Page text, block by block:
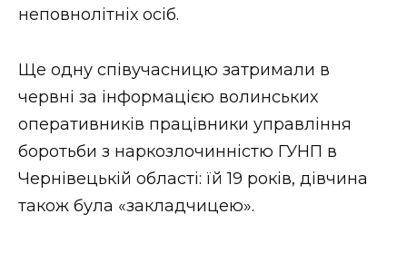
неповнолітніх осіб.
Ще одну співучасницю затримали в
червні за інформацією волинських
оперативників працівники управління
боротьби з наркозлочинністю ГУНП в
Чернівецькій області: їй 19 років, дівчина
також була «закладчицею».